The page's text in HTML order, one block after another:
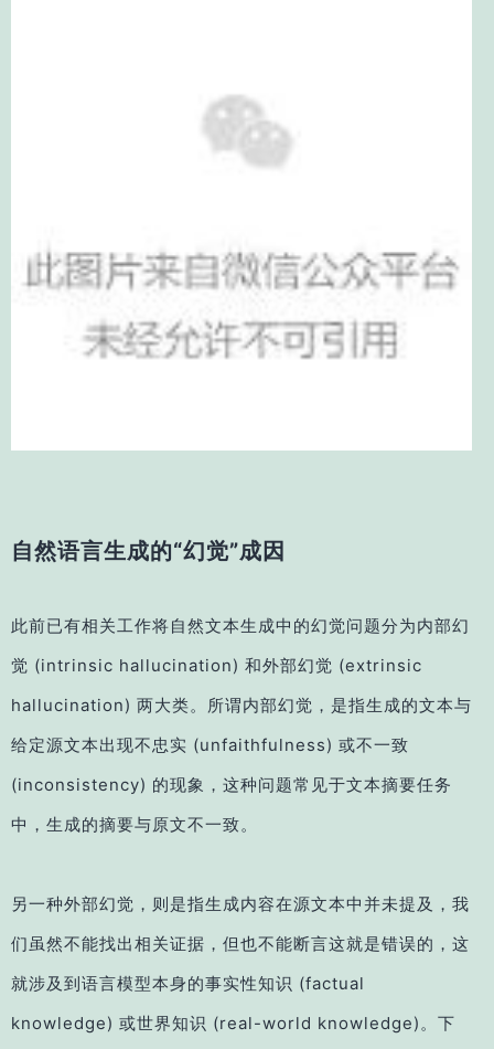
自然语言生成的“幻觉”成因
此前已有相关工作将自然文本生成中的幻觉问题分为内部幻
觉 (intrinsic hallucination) 和外部幻觉 (extrinsic
hallucination) 两大类。所谓内部幻觉，是指生成的文本与
给定源文本出现不忠实 (unfaithfulness) 或不一致
(inconsistency) 的现象，这种问题常见于文本摘要任务
中，生成的摘要与原文不一致。
另一种外部幻觉，则是指生成内容在源文本中并未提及，我
们虽然不能找出相关证据，但也不能断言这就是错误的，这
就涉及到语言模型本身的事实性知识 (factual
knowledge) 或世界知识 (real-world knowledge)。下